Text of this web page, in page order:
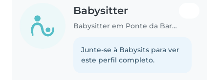
Babysitter
Babysitter em Ponte da Barca
Junte-se à Babysits para ver
este perfil completo.